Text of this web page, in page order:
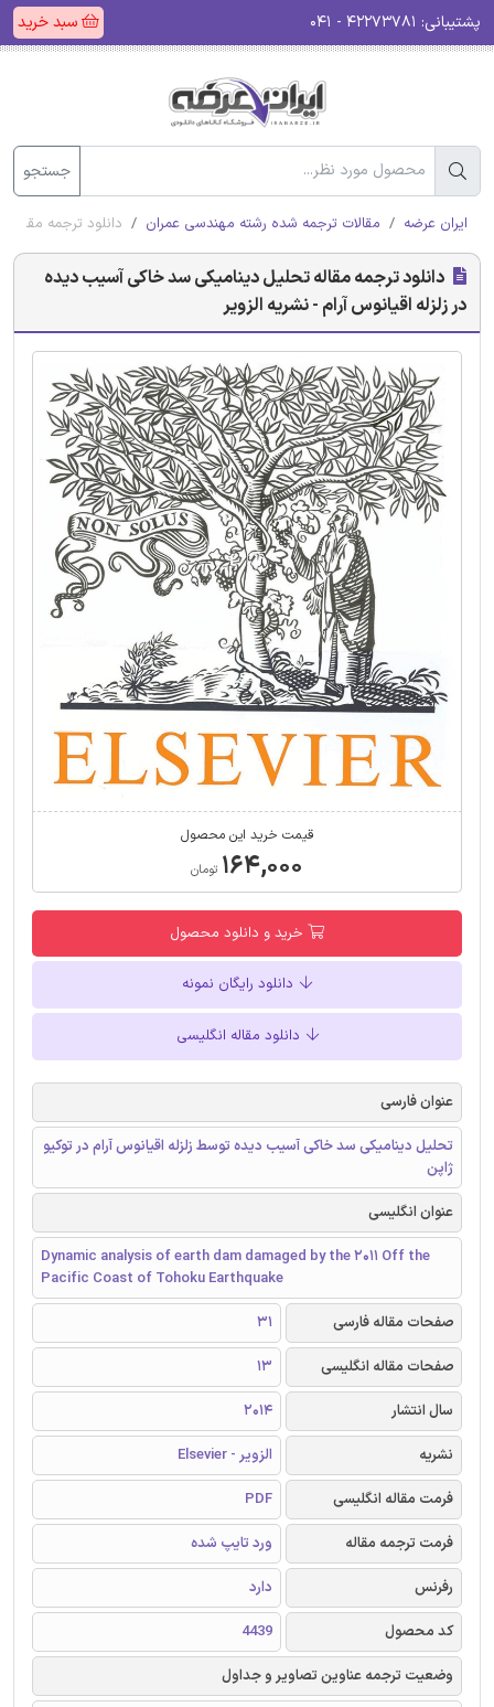
پشتیبانی: سبد خرید
جستجو
ایران عرضه مقالات ترجمه شده رشته مهندسی عمران دانلود ترجمه
دانلود ترجمه مقاله تحلیل دینامیکی سد خاکی آسیب دیده
در زلزله اقیانوس آرام - نشریه الزویر
قیمت خرید این محصول
۱۶۴,۰۰۰ تومان
خرید و دانلود محصول
دانلود رایگان نمونه
دانلود مقاله انگلیسی
عنوان فارسی
تحلیل دینامیکی سد خاکی آسیب دیده توسط زلزله اقیانوس آرام در توکیو
ژاپن
عنوان انگلیسی
Dynamic analysis of earth dam damaged by the 2011 Off the
Pacific Coast of Tohoku Earthquake
صفحات مقاله فارسی
31
صفحات مقاله انگلیسی
13
سال انتشار
2014
نشریه
الزویر - Elsevier
فرمت مقاله انگلیسی
PDF
فرمت ترجمه مقاله
ورد تایپ شده
رفرنس
دارد
کد محصول
4439
وضعیت ترجمه عناوین تصاویر و جداول